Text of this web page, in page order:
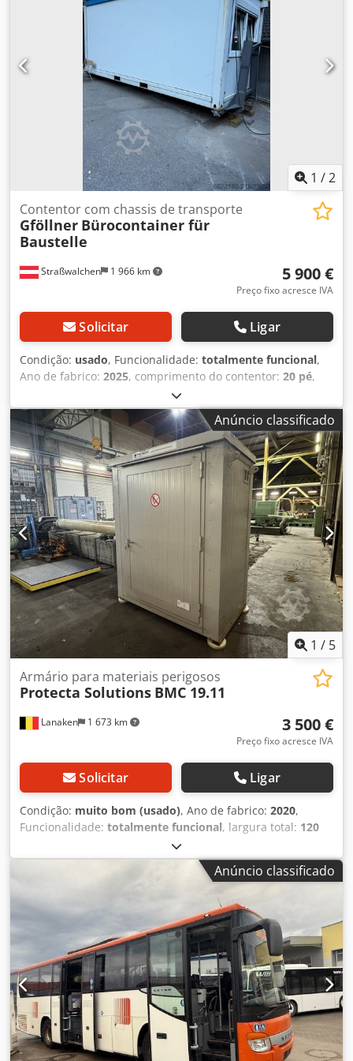
condicionado, Item de estoque não utilizado: KSB Calio S
25-40. Bomba de aquecimento e água potável altamente
eficiente para uso com economia de energia em sistemas
de aquecimento e água potável. O design compacto e a
alta eficiência garantem uma solução econômica e
duradoura. Chsdpfjv Tm Hfex Ahtea Tipo: Calio S 25-40
Número da máquina: 29134756 Número do produto:
2018w25.000298 Diâmetro nominal: DN 25 Altura máxima:
4,9 m Voltagem: 230 V Bomba de circulação eficiente e com
velocidade controlada Controle integrado para
desempenho otimizado
1 /2
Straßwalchen 1 966 km
Contentor com chassis de transporte
Gföllner Bürocontainer für
Baustelle
5 900 €
Preço fixo acresce IVA
Solicitar Ligar
Condição: usado, Funcionalidade: totalmente funcional,
Ano de fabrico: 2025, comprimento do contentor: 20 pé,
1 500 kg
usado - +Chassis de transporte, ano de fabrico 2025 - Cor
do contentor: branco - Cor do chassis de transporte:
cinzento - Todas as ligações de 16 & 32 amperes e corrente
de iluminação disponíveis - Pode ser comprado
separadamente - É transportado de local para local por
meio de camião de gancho basculante Codpfxeyxnwbo
Ahtjha
Anúncio classificado
1 / 5
Lanaken 1 673 km
Armário para materiais perigosos
Protecta Solutions BMC 19.11
3 500 €
Preço fixo acresce IVA
Solicitar Ligar
Condição: muito bom (usado), Ano de fabrico: 2020,
Funcionalidade: totalmente funcional, largura total: 120
220 mm
capacidade útil do tanque:3 300 l, Cofre conforme Valrem.
Resistente ao fogo > 120 min Dimensões externas:
Ahtea Altura: 245 cm Dimensões internas: Comprimento:
170 cm Largura: 95 cm Altura: 210 cm
Anúncio classificado